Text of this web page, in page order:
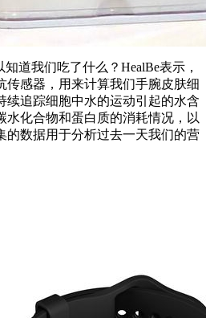
道我们吃了什么？HealBe表示，
传感器，用来计算我们手腕皮肤细
续追踪细胞中水的运动引起的水含
水化合物和蛋白质的消耗情况，以
的数据用于分析过去一天我们的营